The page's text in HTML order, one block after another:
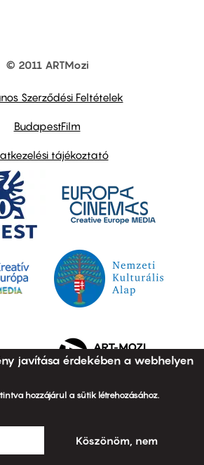
© 2011 ARTMozi
Szerződési Feltételek
BudapestFilm
tájékoztató
javítása érdekében a webhelyen
hozzájárul a sütik létrehozásához.
Köszönöm, nem